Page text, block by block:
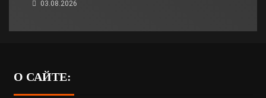
03.08.2026
О САЙТЕ: